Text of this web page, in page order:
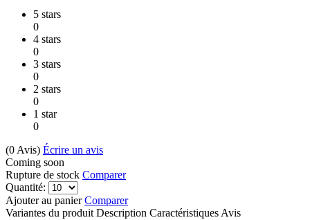
5 stars
0
4 stars
0
3 stars
0
2 stars
0
1 star
0
(0 Avis) Écrire un avis
Coming soon
Rupture de stock Comparer
Quantité:
Ajouter au panier Comparer
Variantes du produit Description Caractéristiques Avis